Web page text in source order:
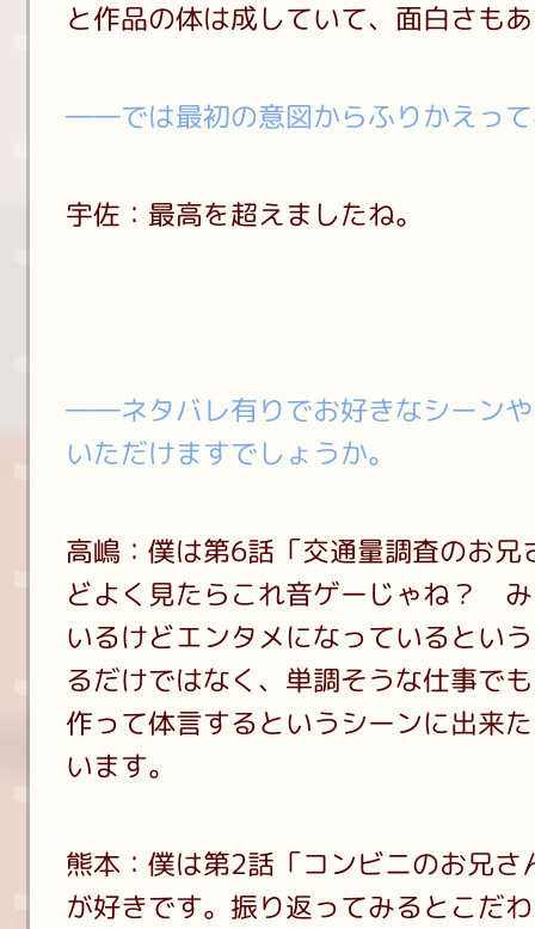
と作品の体は成していて、面白さも
――では最初の意図からふりかえっ
宇佐：最高を超えましたね。
――ネタバレ有りでお好きなシーン
いただけますでしょうか。
高嶋：僕は第6話「交通量調査のお
どよく見たらこれ音ゲーじゃね？
いるけどエンタメになっているとい
るだけではなく、単調そうな仕事で
作って体言するというシーンに出来
います。
熊本：僕は第2話「コンビニのお兄
が好きです。振り返ってみるとこだ